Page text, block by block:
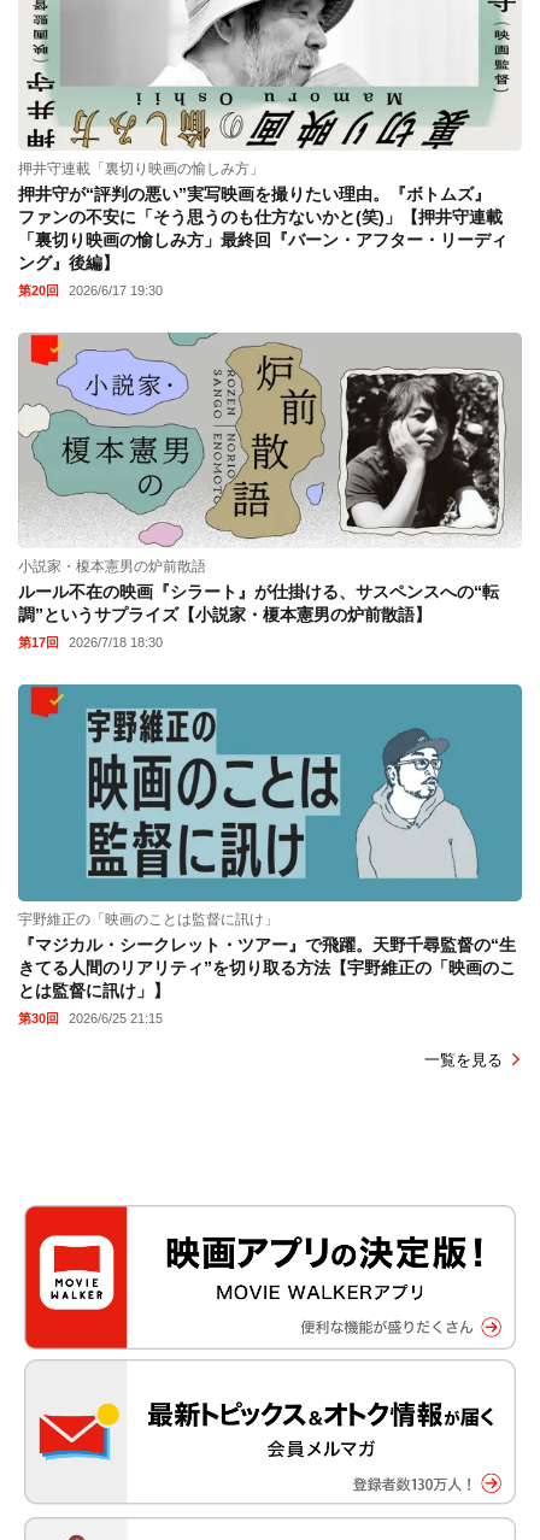
押井守連載「裏切り映画の愉しみ方」
押井守が“評判の悪い”実写映画を撮りたい理由。『ボトムズ』
ファンの不安に「そう思うのも仕方ないかと(笑)」【押井守連載
「裏切り映画の愉しみ方」最終回『バーン・アフター・リーディ
ング』後編】
第20回 2026/6/17 19:30
小説家・榎本憲男の炉前散語
ルール不在の映画『シラート』が仕掛ける、サスペンスへの“転
調”というサプライズ【小説家・榎本憲男の炉前散語】
第17回 2026/7/18 18:30
宇野維正の「映画のことは監督に訊け」
『マジカル・シークレット・ツアー』で飛躍。天野千尋監督の“生
きてる人間のリアリティ”を切り取る方法【宇野維正の「映画のこ
とは監督に訊け」】
第30回 2026/6/25 21:15
一覧を見る